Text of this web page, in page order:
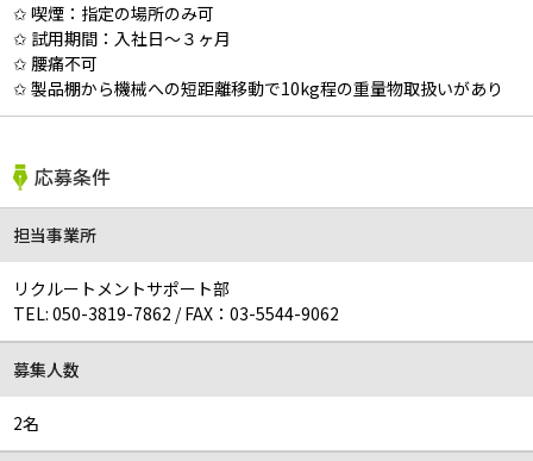
✩ 喫煙：指定の場所のみ可
✩ 試用期間：入社日～３ヶ月
✩ 腰痛不可
✩ 製品棚から機械への短距離移動で10kg程の重量物取扱いがあり
応募条件
担当事業所
リクルートメントサポート部
TEL:050-3819-7862 /FAX：03-5544-9062
募集人数
2名